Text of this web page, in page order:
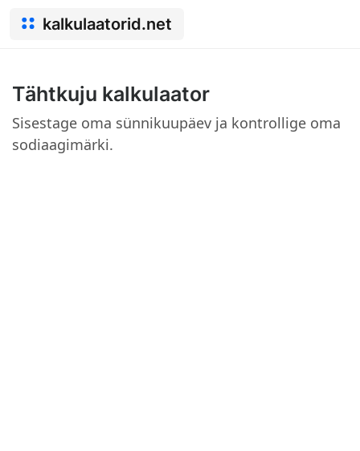
kalkulaatorid.net
Tähtkuju kalkulaator
Sisestage oma sünnikuupäev ja kontrollige oma
sodiaagimärki.